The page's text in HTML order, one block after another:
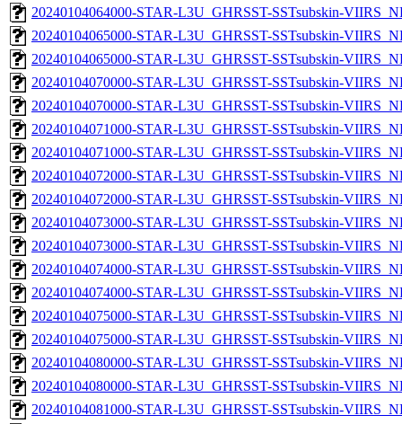
20240104064000-STAR-L3U_GHRSST-SSTsubskin-
20240104065000-STAR-L3U_GHRSST-SSTsubskin-
20240104065000-STAR-L3U_GHRSST-SSTsubskin-
20240104070000-STAR-L3U_GHRSST-SSTsubskin-
20240104070000-STAR-L3U_GHRSST-SSTsubskin-
20240104071000-STAR-L3U_GHRSST-SSTsubskin-
20240104071000-STAR-L3U_GHRSST-SSTsubskin-
20240104072000-STAR-L3U_GHRSST-SSTsubskin-
20240104072000-STAR-L3U_GHRSST-SSTsubskin-
20240104073000-STAR-L3U_GHRSST-SSTsubskin-
20240104073000-STAR-L3U_GHRSST-SSTsubskin-
20240104074000-STAR-L3U_GHRSST-SSTsubskin-
20240104074000-STAR-L3U_GHRSST-SSTsubskin-
20240104075000-STAR-L3U_GHRSST-SSTsubskin-
20240104075000-STAR-L3U_GHRSST-SSTsubskin-
20240104080000-STAR-L3U_GHRSST-SSTsubskin-
20240104080000-STAR-L3U_GHRSST-SSTsubskin-
20240104081000-STAR-L3U_GHRSST-SSTsubskin-